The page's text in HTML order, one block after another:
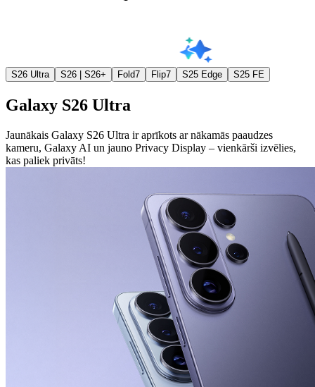
S26 Ultra S26 | S26+ Fold7 Flip7 S25 Edge S25 FE
Galaxy S26 Ultra
Jaunākais Galaxy S26 Ultra ir aprīkots ar nākamās paaudzes
kameru, Galaxy AI un jauno Privacy Display – vienkārši izvēlies,
kas paliek privāts!